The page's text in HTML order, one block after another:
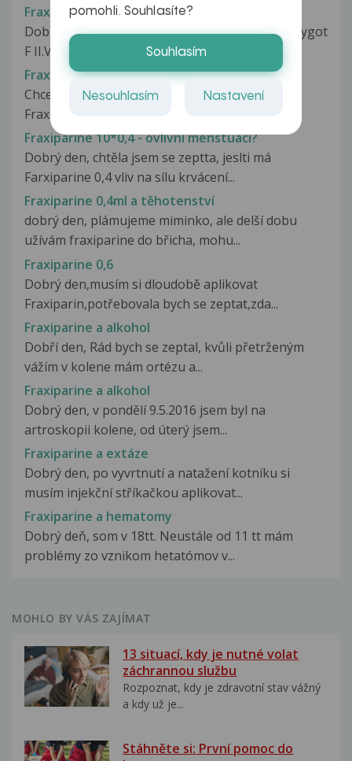
Fraxiparin po zlomenině u trombofilie
Dobrý den,mám dotaz.Mám trombofilii heterozygot
F II.Včera jsem si zlomila nohu...
Fraxiparine
Chcela by som sa spýtať keď som 10 dní brala
Fraxiparine z dovodu prevencie...
Fraxiparine 10*0,4 - ovlivní menstuaci?
Dobrý den, chtěla jsem se zeptta, jeslti má
Farxiparine 0,4 vliv na sílu krvácení...
Fraxiparine 0,4ml a těhotenství
dobrý den, plámujeme miminko, ale delší dobu
užívám fraxiparine do břicha, mohu...
Fraxiparine 0,6
Dobrý den,musím si dloudobě aplikovat
Fraxiparin,potřebovala bych se zeptat,zda...
Fraxiparine a alkohol
Dobří den, Rád bych se zeptal, kvůli přetrženým
vážím v kolene mám ortézu a...
Fraxiparine a alkohol
Dobrý den, v pondělí 9.5.2016 jsem byl na
artroskopii kolene, od úterý jsem...
Fraxiparine a extáze
Dobrý den, po vyvrtnutí a natažení kotníku si
musím injekční stříkačkou aplikovat...
Fraxiparine a hematomy
Dobrý deň, som v 18tt. Neustále od 11 tt mám
problémy zo vznikom hetatómov v...
MOHLO BY VÁS ZAJÍMAT
13 situací, kdy je nutné volat
záchrannou službu
Rozpoznat, kdy je zdravotní stav vážný
a kdy už je...
Stáhněte si: První pomoc do
pomohli. Souhlasíte?
Souhlasím
Nesouhlasím Nastavení